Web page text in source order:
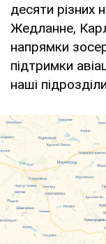
десяти різних
Жедланне,
напрямки
підтримки
наші